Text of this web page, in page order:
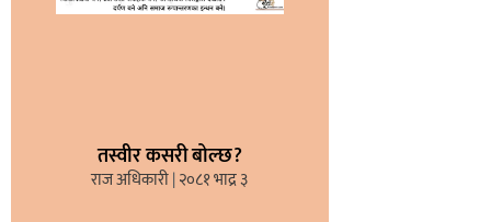
तस्वीर कसरी बोल्छ?
राज अधिकारी २०८१ भाद्र ३